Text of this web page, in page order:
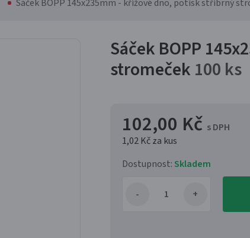
Sáček BOPP 145x235mm - křížové dno, potisk stříbrný
Sáček BOPP
stromeček 100 ks
102,00 Kč s DPH
1,02 Kčza kus
Dostupnost:Skladem